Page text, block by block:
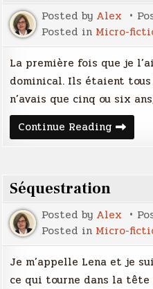
Posted by Alex
Posted in Micro-
La première fois que je
dominical. Ils étaient tous
n’avais que cinq ou six
Continue Reading Une
passion
Séquestration
Posted by Alex
Posted in Micro-
Je m’appelle Lena et je
ce qui tourne dans la tête